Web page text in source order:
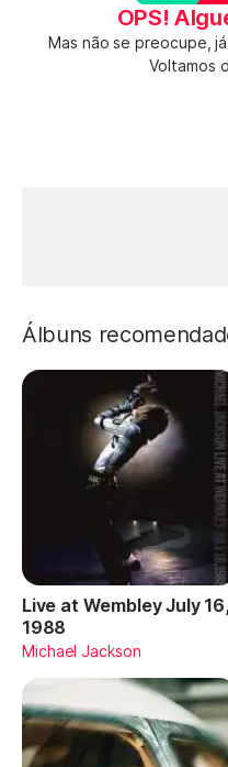
OPS!
Mas não se preocupe,
Voltamos
Álbuns
Live at Wembley July 16,
1988
Michael Jackson